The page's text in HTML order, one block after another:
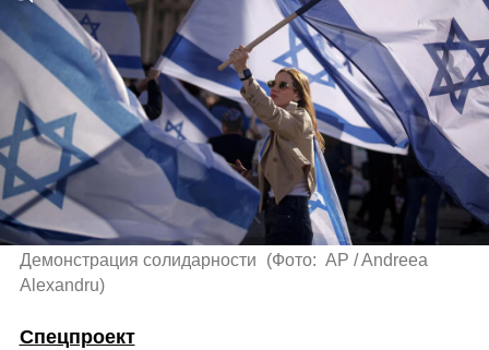
Демонстрация солидарности (Фото:  AP / Andreea
Alexandru)
Спецпроект